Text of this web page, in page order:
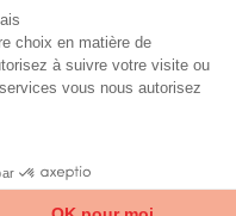
les faire tremper
d’eau et de vinaigre
avant de les
permet de
et d’éviter que
la suite.
déteint